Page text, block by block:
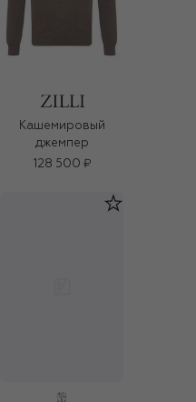
Кашемировый
джемпер
128 500 ₽